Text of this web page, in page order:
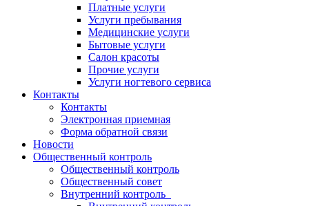
Платные услуги
Услуги пребывания
Медицинские услуги
Бытовые услуги
Салон красоты
Прочие услуги
Услуги ногтевого сервиса
Контакты
Контакты
Электронная приемная
Форма обратной связи
Новости
Общественный контроль
Общественный контроль
Общественный совет
Внутренний контроль